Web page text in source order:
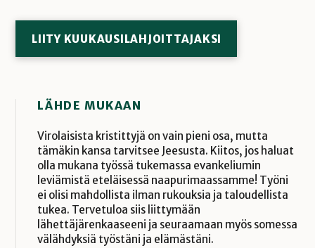
LIITY KUUKAUSILAHJOITTAJAKSI
LÄHDE MUKAAN
Virolaisista kristittyjä on vain pieni osa, mutta
tämäkin kansa tarvitsee Jeesusta. Kiitos, jos haluat
olla mukana työssä tukemassa evankeliumin
leviämistä eteläisessä naapurimaassamme! Työni
ei olisi mahdollista ilman rukouksia ja taloudellista
tukea. Tervetuloa siis liittymään
lähettäjärenkaaseeni ja seuraamaan myös somessa
välähdyksiä työstäni ja elämästäni.